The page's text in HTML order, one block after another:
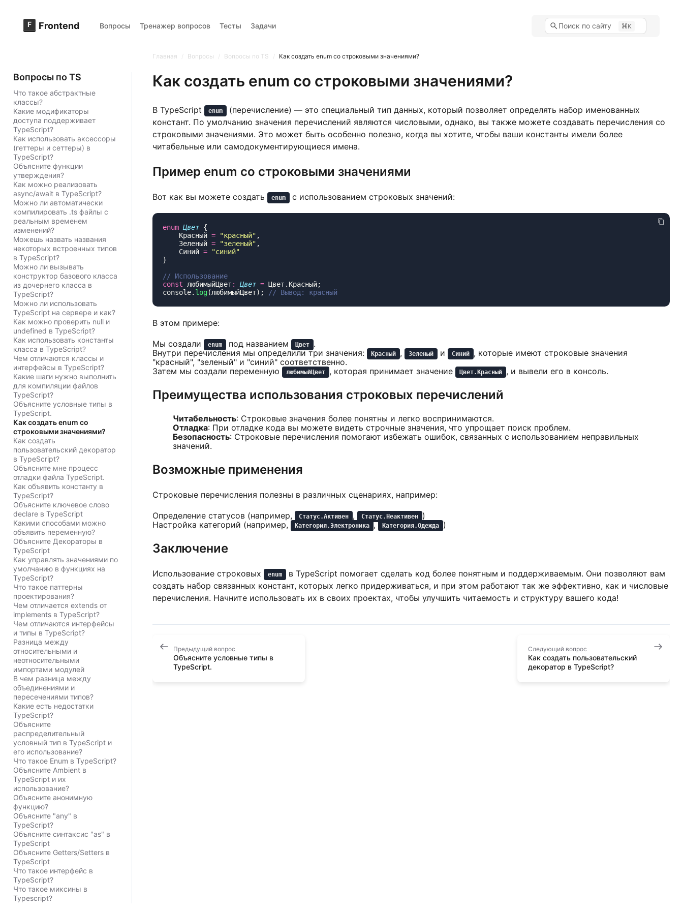
F Frontend Вопросы Тренажер вопросов Тесты Задачи Поиск по сайту K
Вопросы по TS
Что такое абстрактные
классы?
Какие модификаторы
доступа поддерживает
TypeScript?
Как использовать аксессоры
(геттеры и сеттеры) в
TypeScript?
Объясните функции
утверждения?
Как можно реализовать
async/await в TypeScript?
Можно ли автоматически
компилировать .ts файлы с
реальным временем
изменений?
Можешь назвать названия
некоторых встроенных типов
в TypeScript?
Можно ли вызывать
конструктор базового класса
из дочернего класса в
TypeScript?
Можно ли использовать
TypeScript на сервере и как?
Как можно проверить null и
undefined в TypeScript?
Как использовать константы
класса в TypeScript?
Чем отличаются классы и
интерфейсы в TypeScript?
Какие шаги нужно выполнить
для компиляции файлов
TypeScript?
Объясните условные типы в
TypeScript.
Как создать enum со
строковыми значениями?
Как создать
пользовательский декоратор
в TypeScript?
Объясните мне процесс
отладки файла TypeScript.
Как объявить константу в
TypeScript?
Объясните ключевое слово
declare в TypeScript
Какими способами можно
объявить переменную?
Объясните Декораторы в
TypeScript
Как управлять значениями по
умолчанию в функциях на
TypeScript?
Что такое паттерны
проектирования?
Чем отличается extends от
implements в TypeScript?
Чем отличаются интерфейсы
и типы в TypeScript?
Разница между
относительными и
неотносительными
импортами модулей
В чем разница между
объединениями и
пересечениями типов?
Какие есть недостатки
TypeScript?
Объясните
распределительный
условный тип в TypeScript и
его использование?
Что такое Enum в TypeScript?
Объясните Ambient в
TypeScript и их
использование?
Объясните анонимную
функцию?
Объясните "any" в
TypeScript?
Объясните синтаксис "as" в
TypeScript
Объясните Getters/Setters в
TypeScript
Что такое интерфейс в
TypeScript?
Что такое миксины в
Typescript?
Главная Вопросы Вопросы по TS Как создать enum со строковыми значениями?
Как создать enum со строковыми значениями?
В TypeScript enum
(перечисление) — это специальный тип данных, который позволяет определять набор именованных
констант. По умолчанию значения перечислений являются числовыми, однако, вы также можете создавать перечисления со
строковыми значениями. Это может быть особенно полезно, когда вы хотите, чтобы ваши константы имели более
читабельные или самодокументирующиеся имена.
Пример enum со строковыми значениями
Вот как вы можете создать enum с использованием строковых значений:
enum Цвет
    Красный
= "красный"
    Зеленый
= "зеленый"
    Синий
= "синий
const любимыйЦвет : Цвет =
console. log(любимыйЦвет);
В этом примере:
Мы создали enum под названием Цвет
.
Внутри перечисления мы определили три значения:
Красный , Зеленый и Синий
, которые имеют строковые значения
"красный", "зеленый" и "синий" соответственно.
Затем мы создали переменную
любимыйЦвет , которая принимает значение Цвет.Красный , и вывели его в консоль.
Преимущества использования строковых перечислений
Читабельность: Строковые значения более понятны и легко воспринимаются.
Отладка: При отладке кода вы можете видеть строчные значения, что упрощает поиск проблем.
Безопасность: Строковые перечисления помогают избежать ошибок, связанных с использованием неправильных
значений.
Возможные применения
Строковые перечисления полезны в различных сценариях, например:
Определение статусов (например, Статус.Активен , Статус.Неактивен
)
Настройка категорий (например,
Категория.Электроника , Категория.Одежда )
Заключение
Использование строковых enum
в TypeScript помогает сделать код более понятным и поддерживаемым. Они позволяют вам
создать набор связанных констант, которых легко придерживаться, и при этом работают так же эффективно, как и числовые
перечисления. Начните использовать их в своих проектах, чтобы улучшить читаемость и структуру вашего кода!
Предыдущий вопрос
Объясните условные типы в
TypeScript.
Следующий вопрос
Как создать пользовательский
декоратор в TypeScript?